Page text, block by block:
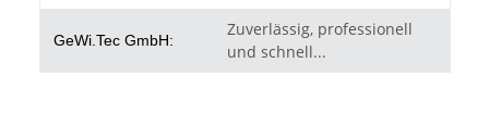
GeWi.Tec GmbH:
Zuverlässig, professionell
und schnell...